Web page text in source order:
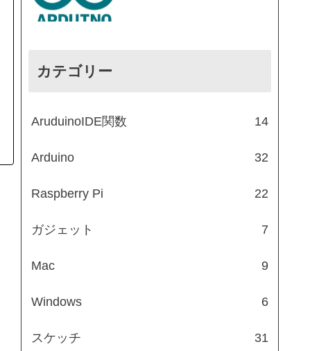
カテゴリー
AruduinoIDE関数 14
Arduino 32
Raspberry Pi 22
ガジェット 7
Mac 9
Windows 6
スケッチ 31